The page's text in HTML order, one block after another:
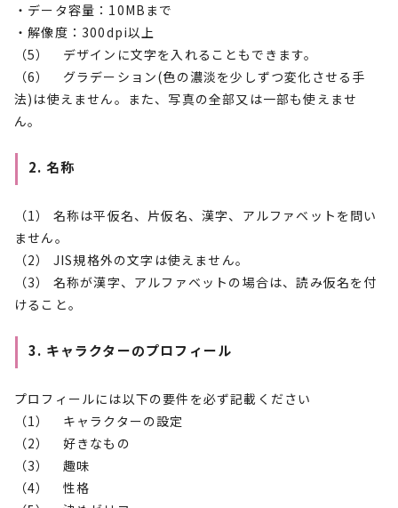
・データ容量：10MBまで
・解像度：300dpi以上
（5） デザインに文字を入れることもできます。
（6） グラデーション(色の濃淡を少しずつ変化させる手
法)は使えません。また、写真の全部又は一部も使えませ
ん。
2. 名称
（1） 名称は平仮名、片仮名、漢字、アルファベットを問い
ません。
（2） JIS規格外の文字は使えません。
（3） 名称が漢字、アルファベットの場合は、読み仮名を付
けること。
3. キャラクターのプロフィール
プロフィールには以下の要件を必ず記載ください
（1） キャラクターの設定
（2） 好きなもの
（3） 趣味
（4） 性格